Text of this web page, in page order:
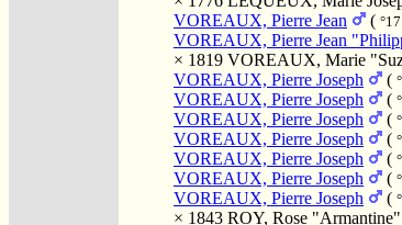
VOREAUX, Pierre Jean
(
VOREAUX, Pierre Jean
× 1819 VOREAUX, Marie
VOREAUX, Pierre Joseph
(
VOREAUX, Pierre Joseph
(
VOREAUX, Pierre Joseph
(
VOREAUX, Pierre Joseph (
VOREAUX, Pierre Joseph
(
VOREAUX, Pierre Joseph
(
VOREAUX, Pierre Joseph
(
× 1843 ROY, Rose "Armantine"